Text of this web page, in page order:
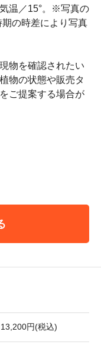
温／15°。※写真の
の時差により写真
物を確認されたい
物の状態や販売タ
ご提案する場合が
13,200円(税込)